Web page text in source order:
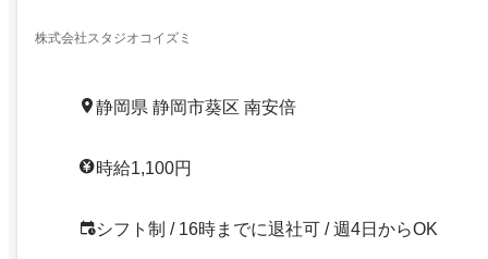
株式会社スタジオコイズミ
静岡県 静岡市葵区 南安倍
時給1,100円
シフト制 / 16時までに退社可 / 週4日からOK